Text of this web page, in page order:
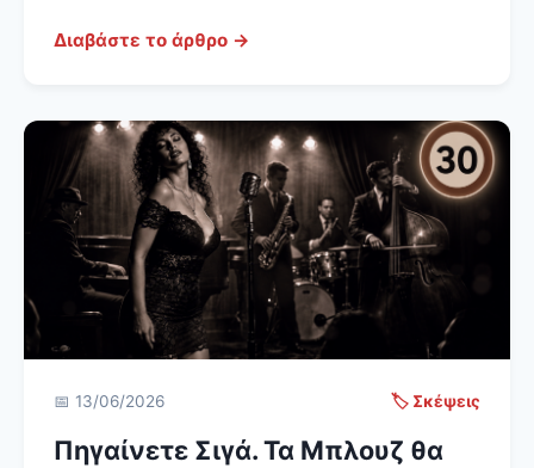
Διαβάστε το άρθρο →
📅 13/06/2026 🏷️ Σκέψεις
Πηγαίνετε Σιγά. Τα Μπλουζ θα